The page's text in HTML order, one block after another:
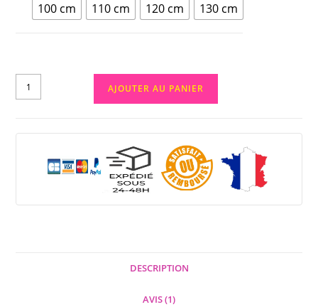
100 cm 110 cm 120 cm 130 cm
AJOUTER AU PANIER
DESCRIPTION
AVIS (1)